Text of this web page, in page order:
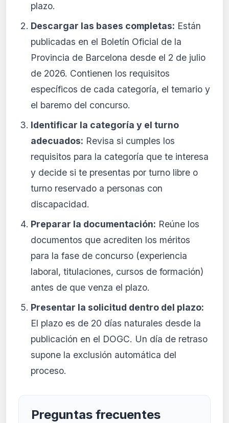
plazo.
Descargar las bases completas: Están
publicadas en el Boletín Oficial de la
Provincia de Barcelona desde el 2 de julio
de 2026. Contienen los requisitos
específicos de cada categoría, el temario y
el baremo del concurso.
Identificar la categoría y el turno
adecuados: Revisa si cumples los
requisitos para la categoría que te interesa
y decide si te presentas por turno libre o
turno reservado a personas con
discapacidad.
Preparar la documentación: Reúne los
documentos que acrediten los méritos
para la fase de concurso (experiencia
laboral, titulaciones, cursos de formación)
antes de que venza el plazo.
Presentar la solicitud dentro del plazo:
El plazo es de 20 días naturales desde la
publicación en el DOGC. Un día de retraso
supone la exclusión automática del
proceso.
Preguntas frecuentes